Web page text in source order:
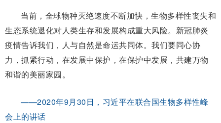
当前，全球物种灭绝速度不断加快，生物多样性丧失和
生态系统退化对人类生存和发展构成重大风险。新冠肺炎
疫情告诉我们，人与自然是命运共同体。我们要同心协
力，抓紧行动，在发展中保护，在保护中发展，共建万物
和谐的美丽家园。
——2020年9月30日，习近平在联合国生物多样性峰
会上的讲话